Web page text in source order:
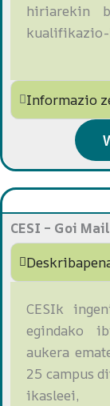
hiriarekin
kualifikazio-
Informazio
CESI – Goi
CESIk
egindako
aukera
25 campus